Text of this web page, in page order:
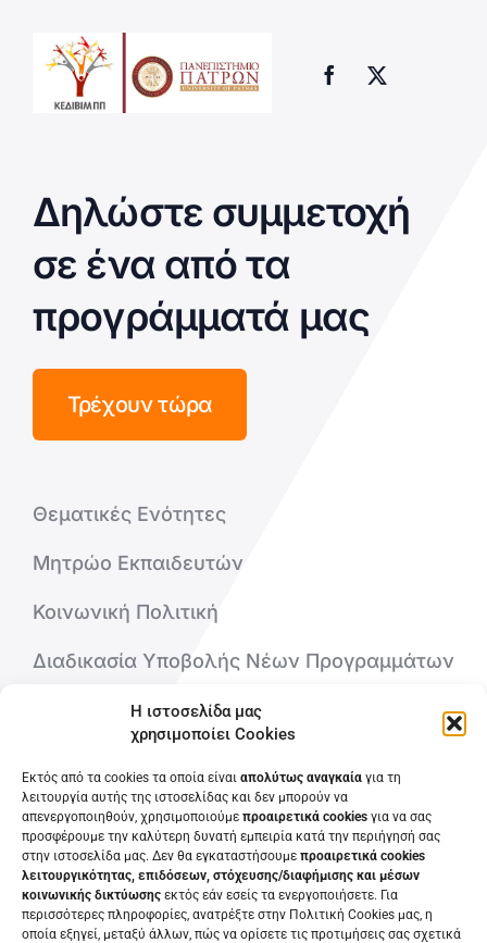
Η ιστοσελίδα μας
χρησιμοποίει Cookies
Εκτός από τα cookies τα οποία είναι απολύτως αναγκαία για τη
λειτουργία αυτής της ιστοσελίδας και δεν μπορούν να
απενεργοποιηθούν, χρησιμοποιούμε προαιρετικά cookies για να σας
προσφέρουμε την καλύτερη δυνατή εμπειρία κατά την περιήγησή σας
στην ιστοσελίδα μας. Δεν θα εγκαταστήσουμε προαιρετικά cookies
λειτουργικότητας, επιδόσεων, στόχευσης/διαφήμισης και μέσων
κοινωνικής δικτύωσης εκτός εάν εσείς τα ενεργοποιήσετε. Για
περισσότερες πληροφορίες, ανατρέξτε στην Πολιτική Cookies μας, η
οποία εξηγεί, μεταξύ άλλων, πώς να ορίσετε τις προτιμήσεις σας σχετικά
Δηλώστε συμμετοχή
σε ένα από τα
προγράμματά μας
Τρέχουν τώρα
Θεματικές Ενότητες
Μητρώο Εκπαιδευτών
Κοινωνική Πολιτική
Διαδικασία Υποβολής Νέων Προγραμμάτων
Ποιοι είμαστε
Επικοινωνήστε μαζί μας
Συχνές Ερωτήσεις